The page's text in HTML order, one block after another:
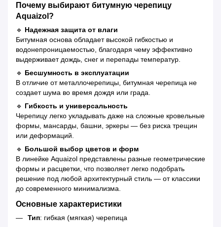
Почему выбирают битумную черепицу
Aquaizol?
🔹 Надежная защита от влаги
Битумная основа обладает высокой гибкостью и
водонепроницаемостью, благодаря чему эффективно
выдерживает дождь, снег и перепады температур.
🔹 Бесшумность в эксплуатации
В отличие от металлочерепицы, битумная черепица не
создает шума во время дождя или града.
🔹 Гибкость и универсальность
Черепицу легко укладывать даже на сложные кровельные
формы, мансарды, башни, эркеры — без риска трещин
или деформаций.
🔹 Большой выбор цветов и форм
В линейке Aquaizol представлены разные геометрические
формы и расцветки, что позволяет легко подобрать
решение под любой архитектурный стиль — от классики
до современного минимализма.
Основные характеристики
Тип: гибкая (мягкая) черепица